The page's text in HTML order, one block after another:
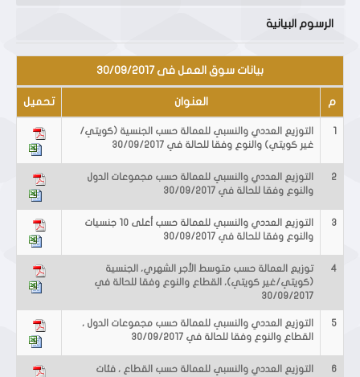
الرسوم البيانية
بيانات سوق العمل فى 30/09/2017
م العنوان تحميل
1
التوزيع العددي والنسبي للعمالة حسب الجنسية (كويتي/
غير كويتي) والنوع وفقا للحالة في 30/09/2017
2
التوزيع العددي والنسبي للعمالة حسب مجموعات الدول
والنوع وفقا للحالة في 30/09/2017
3
التوزيع العددي والنسبي للعمالة حسب أعلى 10 جنسيات
والنوع وفقا للحالة في 30/09/2017
4
توزيع العمالة حسب متوسط الأجر الشهري، الجنسية
(كويتي/غير كويتي)، القطاع والنوع وفقا للحالة في
30/09/2017
5
التوزيع العددي والنسبي للعمالة حسب مجموعات الدول ،
القطاع والنوع وفقا للحالة في 30/09/2017
6
التوزيع العددي والنسبي للعمالة حسب القطاع ، فئات